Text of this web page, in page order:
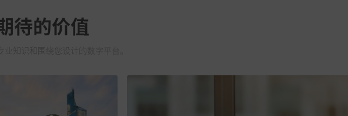
待的价值
业知识和围绕您设计的数字平台。